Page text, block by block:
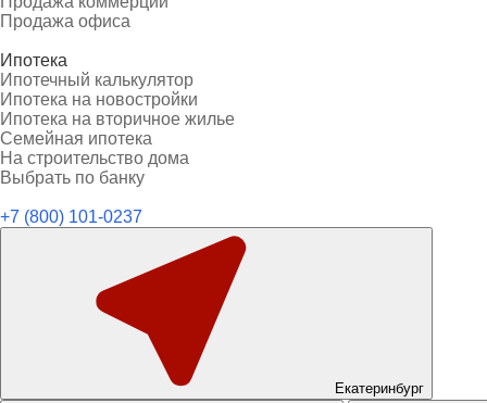
Продажа офиса
Ипотека
Ипотечный калькулятор
Ипотека на новостройки
Ипотека на вторичное жилье
Семейная ипотека
На строительство дома
Выбрать по банку
+7 (800) 101-0237
Екатеринбург